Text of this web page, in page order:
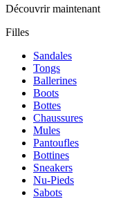
Découvrir maintenant
Filles
Sandales
Tongs
Ballerines
Boots
Bottes
Chaussures
Mules
Pantoufles
Bottines
Sneakers
Nu-Pieds
Sabots